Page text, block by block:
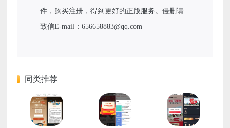
件，购买注册，得到更好的正版服务。侵删请
致信E-mail：656658883@qq.com
同类推荐